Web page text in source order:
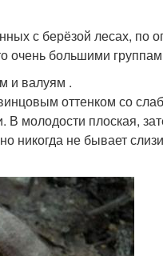
с берёзой лесах, по
очень большими
и валуям .
оттенком со
молодости плоская,
никогда не бывает